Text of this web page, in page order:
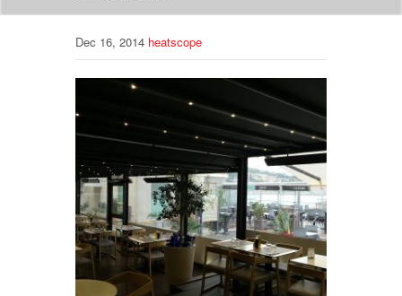
Dec 16, 2014 heatscope